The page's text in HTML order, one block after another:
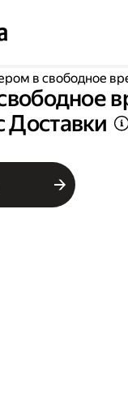
в свободное
Доставки